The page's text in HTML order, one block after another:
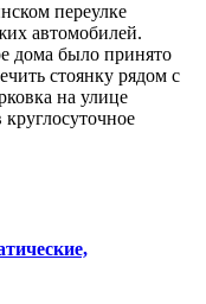
переулке
автомобилей.
дома было принято
стоянку рядом с
на улице